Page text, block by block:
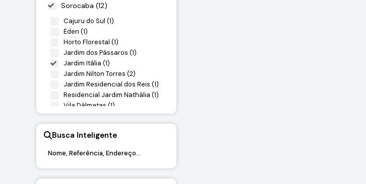
Sorocaba (12)
Cajuru do Sul (1)
Éden (1)
Horto Florestal (1)
Jardim dos Pássaros (1)
Jardim Itália (1)
Jardim Nilton Torres (2)
Jardim Residencial dos Reis (1)
Residencial Jardim Nathália (1)
Vila Dálmatas (1)
Vila Santana (1)
Village Cajuru (1)
Busca Inteligente